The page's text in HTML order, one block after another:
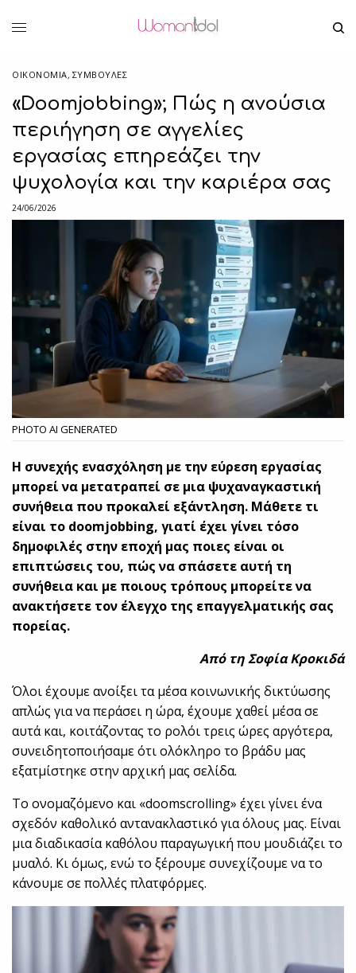
ΟΙΚΟΝΟΜΙΑ, ΣΥΜΒΟΥΛΈΣ
«Doomjobbing»; Πώς η ανούσια
περιήγηση σε αγγελίες
εργασίας επηρεάζει την
ψυχολογία και την καριέρα σας
24/06/2026
PHOTO AI GENERATED
Η συνεχής ενασχόληση με την εύρεση εργασίας
μπορεί να μετατραπεί σε μια ψυχαναγκαστική
συνήθεια που προκαλεί εξάντληση. Μάθετε τι
είναι το doomjobbing, γιατί έχει γίνει τόσο
δημοφιλές στην εποχή μας ποιες είναι οι
επιπτώσεις του, πώς να σπάσετε αυτή τη
συνήθεια και με ποιους τρόπους μπορείτε να
ανακτήσετε τον έλεγχο της επαγγελματικής σας
πορείας.
Από τη Σοφία Κροκιδά
Όλοι έχουμε ανοίξει τα μέσα κοινωνικής δικτύωσης
απλώς για να περάσει η ώρα, έχουμε χαθεί μέσα σε
αυτά και, κοιτάζοντας το ρολόι τρεις ώρες αργότερα,
συνειδητοποιήσαμε ότι ολόκληρο το βράδυ μας
εξατμίστηκε στην αρχική μας σελίδα.
Το ονομαζόμενο και «doomscrolling» έχει γίνει ένα
σχεδόν καθολικό αντανακλαστικό για όλους μας. Είναι
μια διαδικασία καθόλου παραγωγική που μουδιάζει το
μυαλό. Κι όμως, ενώ το ξέρουμε συνεχίζουμε να το
κάνουμε σε πολλές πλατφόρμες.